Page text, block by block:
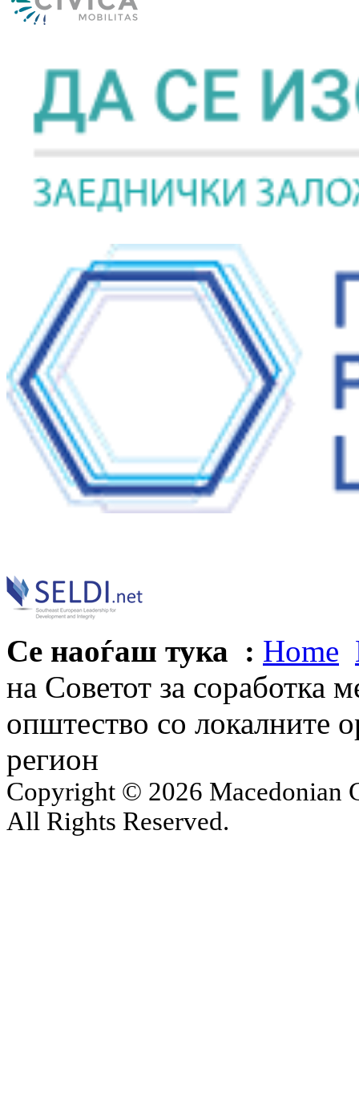
Се наоѓаш тука : Home
на Советот за соработка
општество со локалните
регион
Copyright © 2026 Macedonian
All Rights Reserved.